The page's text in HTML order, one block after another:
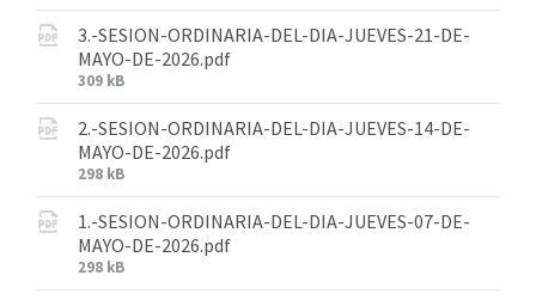
3.-SESION-ORDINARIA-DEL-DIA-JUEVES-21-DE-
MAYO-DE-2026.pdf
309 kB
2.-SESION-ORDINARIA-DEL-DIA-JUEVES-14-DE-
MAYO-DE-2026.pdf
298 kB
1.-SESION-ORDINARIA-DEL-DIA-JUEVES-07-DE-
MAYO-DE-2026.pdf
298 kB